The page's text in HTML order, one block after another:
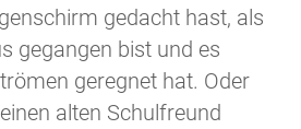
gedacht hast, als
gegangen bist und es
geregnet hat. Oder
alten Schulfreund